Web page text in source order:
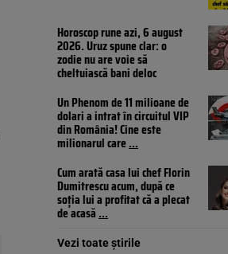
Horoscop rune azi, 6 august
2026. Uruz spune clar: o
zodie nu are voie să
cheltuiască bani deloc
Un Phenom de 11 milioane de
dolari a intrat în circuitul VIP
din România! Cine este
milionarul care...
Cum arată casa lui chef Florin
Dumitrescu acum, după ce
soția lui a profitat că a plecat
de acasă...
Vezi toate știrile